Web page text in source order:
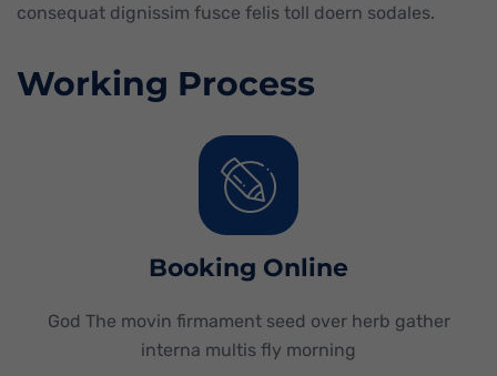
consequat dignissim fusce felis toll doern sodales.
Working Process
Booking Online
God The movin firmament seed over herb gather
interna multis fly morning